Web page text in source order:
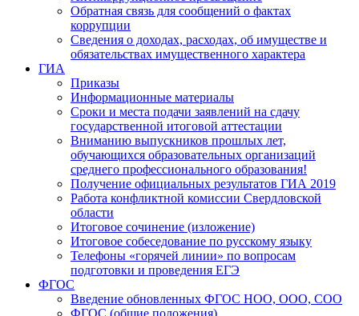
Обратная связь для сообщений о фактах
коррупции
Сведения о доходах, расходах, об имуществе и
обязательствах имущественного характера
ГИА
Приказы
Информационные материалы
Сроки и места подачи заявлений на сдачу
государственной итоговой аттестации
Вниманию выпускников прошлых лет,
обучающихся образовательных организаций
среднего профессионального образования!
Получение официальных результатов ГИА 2019
Работа конфликтной комиссии Свердловской
области
Итоговое сочинение (изложение)
Итоговое собеседование по русскому языку
Телефоны «горячей линии» по вопросам
подготовки и проведения ЕГЭ
ФГОС
Введение обновленных ФГОС НОО, ООО, СОО
ФГОС (общие положения)